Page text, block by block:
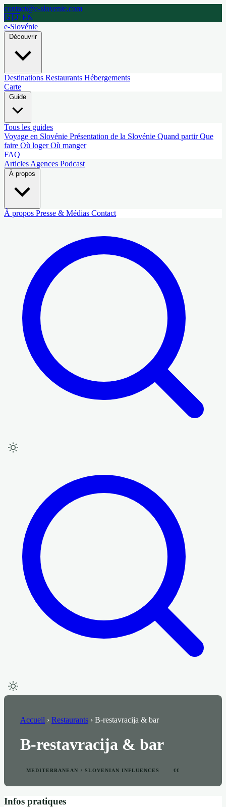
contact@e-slovenie.com
🇬🇧 EN
e-Slovénie
Découvrir
Destinations Restaurants Hébergements
Carte
Tous les guides
Voyage en Slovénie Présentation de la Slovénie Quand partirQue
faire Où logerOù manger
FAQ
Articles Agences Podcast
À propos Presse & Médias Contact
Accueil › Restaurants › B-restavracija & bar
B-restavracija & bar
MEDITERRANEAN / SLOVENIAN INFLUENCES €€
Infos pratiques